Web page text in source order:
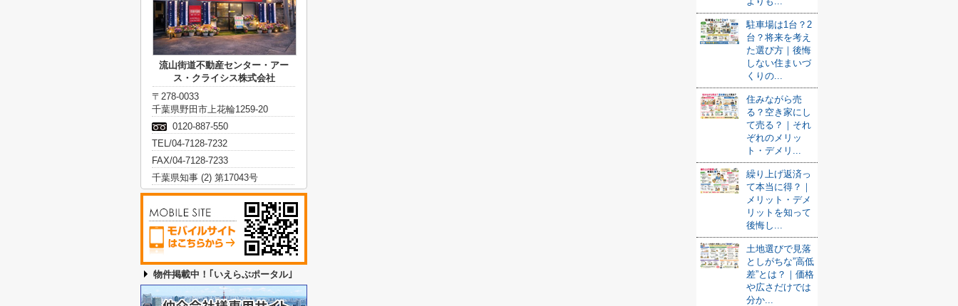
駐車場は1台？2
台？将来を考え
た選び方｜後悔
しない住まいづ
くりの...
住みながら売
る？空き家にし
て売る？｜それ
ぞれのメリッ
ト・デメリ...
繰り上げ返済っ
て本当に得？｜
メリット・デメ
リットを知って
後悔し...
土地選びで見落
としがちな”高低
差”とは？｜価格
や広さだけでは
分か...
流山街道不動産センター・アー
ス・クライシス株式会社
〒278-0033
千葉県野田市上花輪1259-20
0120-887-550
TEL/04-7128-7232
FAX/04-7128-7233
千葉県知事 (2) 第17043号
物件掲載中！｢いえらぶポータル｣